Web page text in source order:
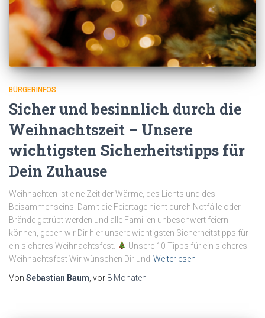
BÜRGERINFOS
Sicher und besinnlich durch die
Weihnachtszeit – Unsere
wichtigsten Sicherheitstipps für
Dein Zuhause
Weihnachten ist eine Zeit der Wärme, des Lichts und des
Beisammenseins. Damit die Feiertage nicht durch Notfälle oder
Brände getrübt werden und alle Familien unbeschwert feiern
können, geben wir Dir hier unsere wichtigsten Sicherheitstipps für
ein sicheres Weihnachtsfest.
Unsere 10 Tipps für ein sicheres
Weihnachtsfest Wir wünschen Dir und Weiterlesen
Von Sebastian Baum , vor 8 Monaten